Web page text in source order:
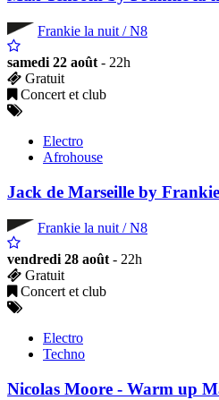
Frankie la nuit / N8
samedi 22 août - 22h
Gratuit
Concert et club
Electro
Afrohouse
Jack de Marseille by
Frankie la nuit / N8
vendredi 28 août - 22h
Gratuit
Concert et club
Electro
Techno
Nicolas Moore - Warm up